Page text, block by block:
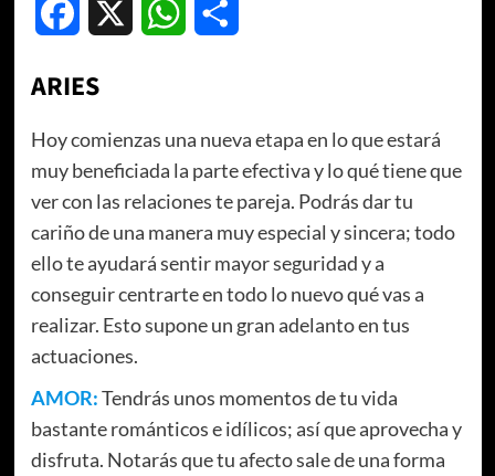
Facebook WhatsApp
ARIES
Hoy comienzas una nueva etapa en lo que estará
muy beneficiada la parte efectiva y lo qué tiene que
ver con las relaciones te pareja. Podrás dar tu
cariño de una manera muy especial y sincera; todo
ello te ayudará sentir mayor seguridad y a
conseguir centrarte en todo lo nuevo qué vas a
realizar. Esto supone un gran adelanto en tus
actuaciones.
AMOR:Tendrás unos momentos de tu vida
bastante románticos e idílicos; así que aprovecha y
disfruta. Notarás que tu afecto sale de una forma